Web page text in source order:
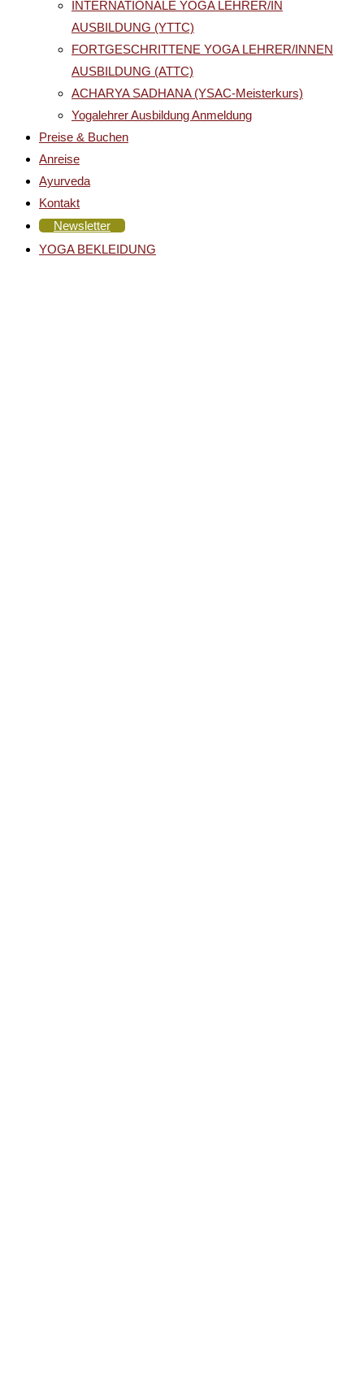
INTERNATIONALE YOGA LEHRER/IN
AUSBILDUNG (YTTC)
FORTGESCHRITTENE YOGA LEHRER/INNEN
AUSBILDUNG (ATTC)
ACHARYA SADHANA (YSAC-Meisterkurs)
Yogalehrer Ausbildung Anmeldung
Preise & Buchen
Anreise
Ayurveda
Kontakt
Newsletter
YOGA BEKLEIDUNG